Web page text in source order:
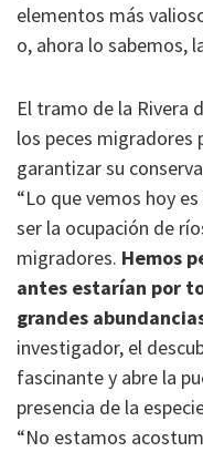
elementos más
o, ahora lo sabemos,
El tramo de la Rivera
los peces migradores
garantizar su
“Lo que vemos hoy
ser la ocupación de
migradores. Hemos
antes estarían por
grandes
investigador, el
fascinante y abre la
presencia de la
“No estamos